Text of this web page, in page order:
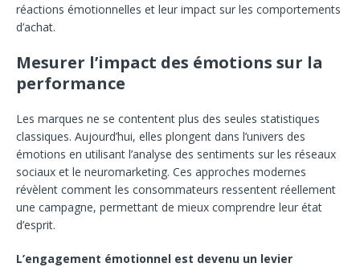
réactions émotionnelles et leur impact sur les comportements
d’achat.
Mesurer l’impact des émotions sur la
performance
Les marques ne se contentent plus des seules statistiques
classiques. Aujourd’hui, elles plongent dans l’univers des
émotions en utilisant l’analyse des sentiments sur les réseaux
sociaux et le neuromarketing. Ces approches modernes
révèlent comment les consommateurs ressentent réellement
une campagne, permettant de mieux comprendre leur état
d’esprit.
L’engagement émotionnel est devenu un levier